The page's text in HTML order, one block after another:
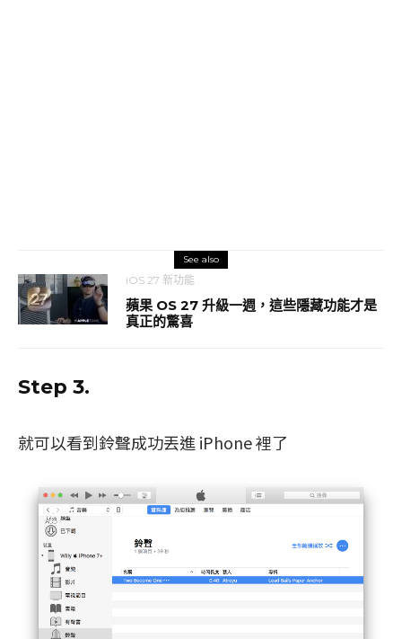
See also
iOS 27 新功能
蘋果 OS 27 升級一週，這些隱藏功能才是
真正的驚喜
Step 3.
就可以看到鈴聲成功丟進 iPhone 裡了